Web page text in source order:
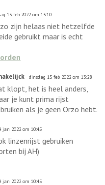
15 feb 2022 om 13:10
zijn helaas niet hetzelfde
gebruikt maar is echt
dinsdag 15 feb 2022 om 13:28
klopt, het is heel anders,
je kunt prima rijst
als je geen Orzo hebt.
jan 2022 om 10:45
linzenrijst gebruiken
bij AH)
jan 2022 om 10:45